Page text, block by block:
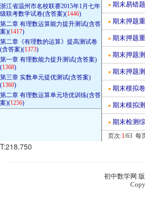
浙江省温州市名校联赛2015年1月七年
级联考数学试卷(含答案)(1446)
第二章 有理数运算能力提升测试(含答
案)(1417)
第二章《有理数的运算》提高测试卷
(含答案)(1373)
第一章 有理数能力提升测试(含答案)
(1368)
第三章 实数单元提优测试(含答案)
(1360)
第二章 有理数运算单元培优训练(含答
案)(1256)
● 期末易错
● 期末押题
● 期末押题
● 期末押题
● 期末押题
● 期末模拟
● 期末模拟
● 期末检测
页次:1/63 每
T:218.750
初中数学网